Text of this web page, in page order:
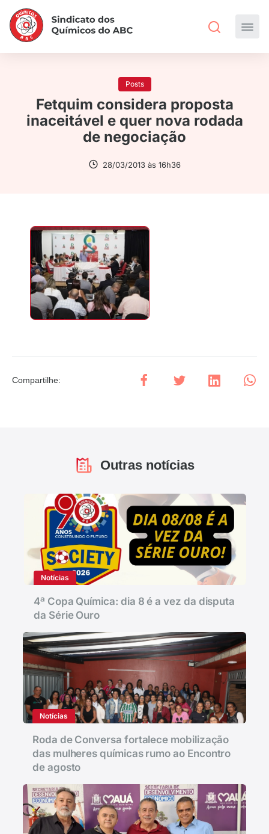
Posts
Fetquim considera proposta
inaceitável e quer nova rodada
de negociação
28/03/2013 às 16h36
Compartilhe:
Outras notícias
Notícias
4ª Copa Química: dia 8 é a vez da disputa
da Série Ouro
Notícias
Roda de Conversa fortalece mobilização
das mulheres químicas rumo ao Encontro
de agosto